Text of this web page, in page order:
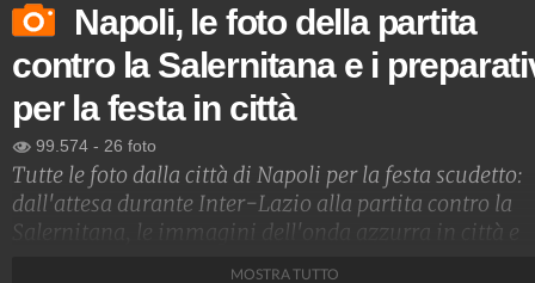
Napoli, le foto della partita
contro la Salernitana e i
per la festa in città
99.574 - 26 foto
Tutte le foto dalla città di Napoli per la festa scudetto:
dall'attesa durante Inter-Lazio alla partita contro la
Salernitana, le immagini dell'onda azzurra in città e
MOSTRA TUTTO